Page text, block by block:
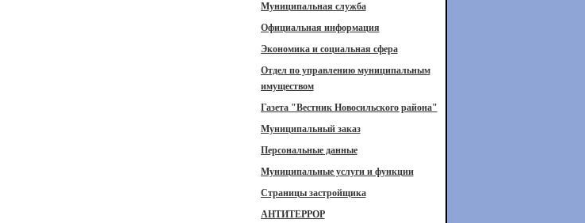
Муниципальная служба
Официальная информация
Экономика и социальная сфера
Отдел по управлению муниципальным
имуществом
Газета "Вестник Новосильского района"
Муниципальный заказ
Персональные данные
Муниципальные услуги и функции
Страницы застройщика
АНТИТЕРРОР